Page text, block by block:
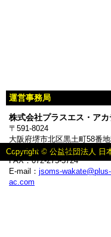
運営事務局
株式会社プラスエス・ア
〒591-8024
大阪府堺市北区黒土町58番
TEL：072-275-5723
FAX：072-275-5724
E-mail： jsoms-
ac.com
Copyright © 公益社団法人 日